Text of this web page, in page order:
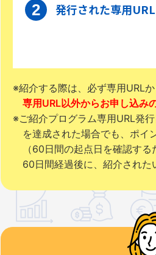
発行された専用
※紹介する際は、必ず専用URL
専用URL以外からお申し込み
※ご紹介プログラム専用URL発
を達成された場合でも、ポイ
（60日間の起点日を確認す
60日間経過後に、紹介された